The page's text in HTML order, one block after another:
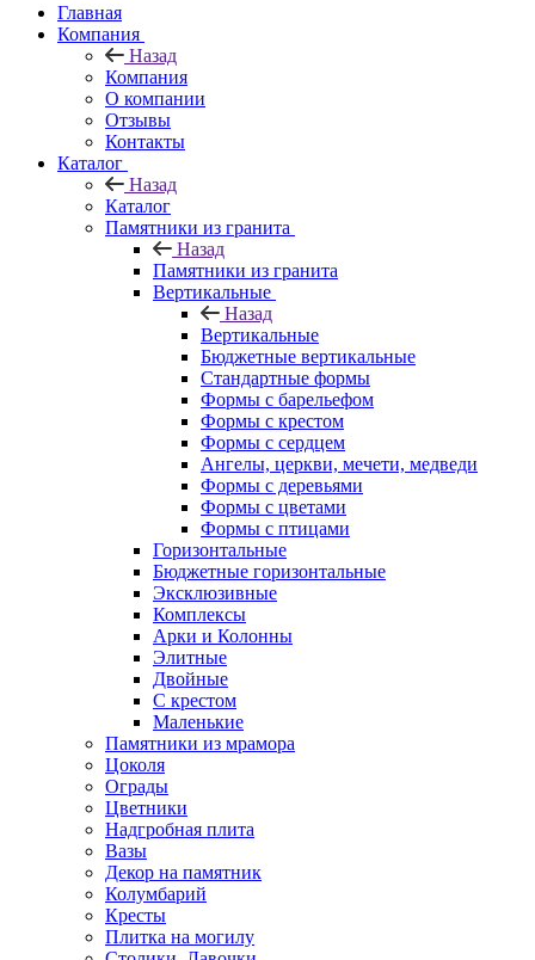
Главная
Компания
Назад
Компания
О компании
Отзывы
Контакты
Каталог
Назад
Каталог
Памятники из гранита
Назад
Памятники из гранита
Вертикальные
Назад
Вертикальные
Бюджетные вертикальные
Стандартные формы
Формы с барельефом
Формы с крестом
Формы с сердцем
Ангелы, церкви, мечети, медведи
Формы с деревьями
Формы с цветами
Формы с птицами
Горизонтальные
Бюджетные горизонтальные
Эксклюзивные
Комплексы
Арки и Колонны
Элитные
Двойные
С крестом
Маленькие
Памятники из мрамора
Цоколя
Ограды
Цветники
Надгробная плита
Вазы
Декор на памятник
Колумбарий
Кресты
Плитка на могилу